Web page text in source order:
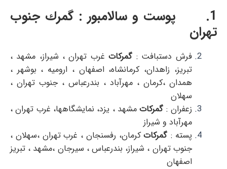
1. پوست و سالامبور : گمرك جنوب
تهران
فرش دستبافت :گمركات غرب تهران ، شيراز، مشهد ،
تبريز، زاهدان، كرمانشاه، اصفهان ، اروميه ، بوشهر ،
همدان ،كرمان ، مهرآباد ، بندرعباس ، جنوب تهران ،
سهلان
زعفران : گمركاتمشهد ، يزد، نمايشگاهها، غرب تهران ،
مهرآباد و شيراز
پسته : گمركاتكرمان، رفسنجان ، غرب تهران ،سهلان ،
جنوب تهران ، شيراز، بندرعباس ، سيرجان ،مشهد ، تبريز
اصفهان